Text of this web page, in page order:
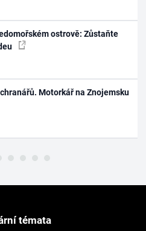
ostrově: Zůstaňte
Motorkář na Znojemsku
témata